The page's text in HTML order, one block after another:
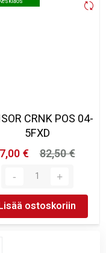
CRNK POS 04-
5FXD
€
82,50 €
ostoskoriin
page